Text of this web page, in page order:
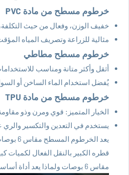
خرطوم مسطح من مادة PVC
خفيف الوزن، وفعال من حيث التكلفة،
مثالية للزراعة وتصريف المياه
خرطوم مسطح مطاطي
أثقل وأكثر متانة ومناسب
يُفضل استخدام الماء الساخن أو
خرطوم مسطح من مادة TPU
الخيار المتميز: قوي ومرن وذو
يستخدم في التعدين والتكسير
يعد
قطره الكبير بالنقل الفعال لكميات
مقاس 6 بوصات ولماذا يعد أداة أساسية للعديد من الصناعات.